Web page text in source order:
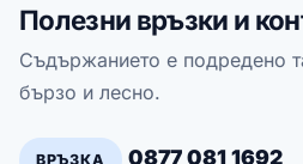
Полезни връзки и
Съдържанието е подредено
бързо и лесно.
ВРЪЗКА 0877 081 1692